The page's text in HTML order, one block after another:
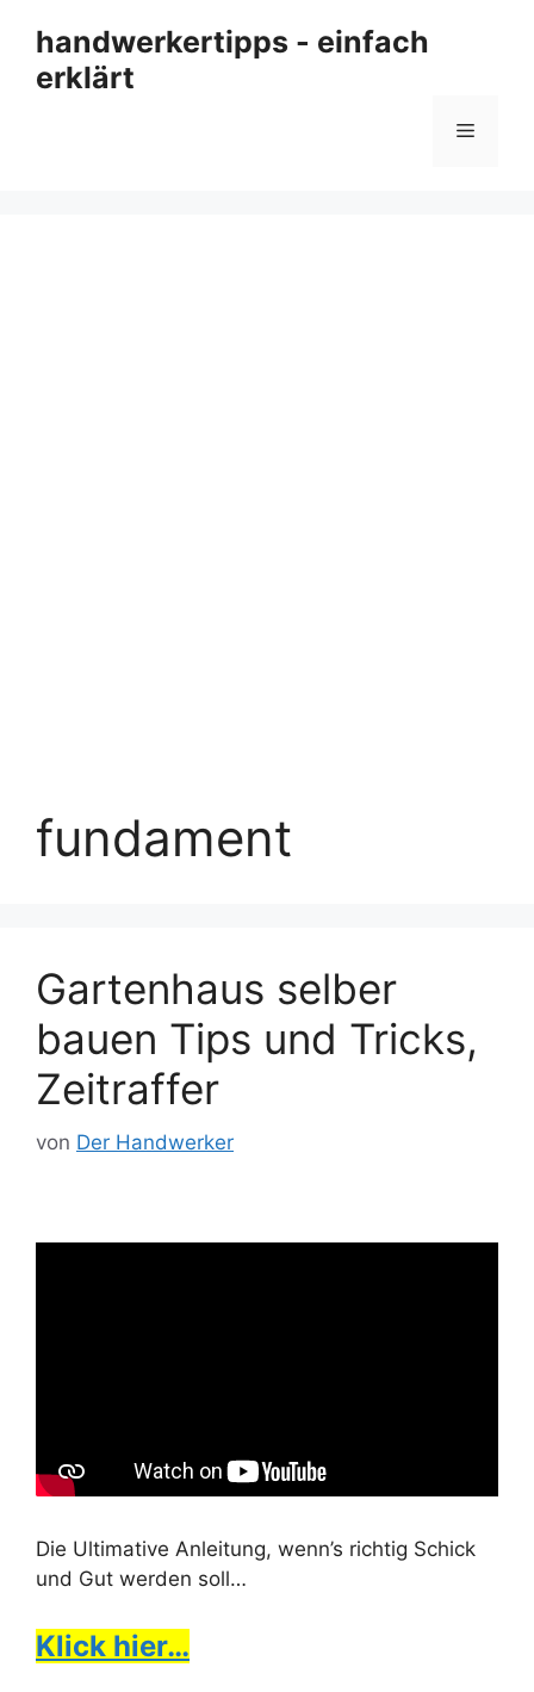
Inhalt
springen
handwerkertipps - einfach
erklärt
Menü
fundament
Gartenhaus selber
bauen Tips und Tricks,
Zeitraffer
von Der Handwerker
Die Ultimative Anleitung, wenn’s richtig Schick
und Gut werden soll…
Klick hier…